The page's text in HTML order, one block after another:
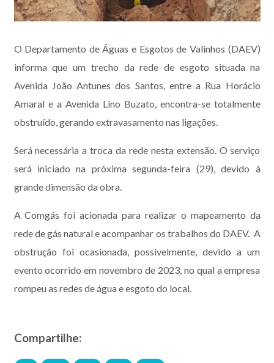
O Departamento de Águas e Esgotos de Valinhos (DAEV)
informa que um trecho da rede de esgoto situada na
Avenida João Antunes dos Santos, entre a Rua Horácio
Amaral e a Avenida Lino Buzato, encontra-se totalmente
obstruído, gerando extravasamento nas ligações.
Será necessária a troca da rede nesta extensão. O serviço
será iniciado na próxima segunda-feira (29), devido à
grande dimensão da obra.
A Comgás foi acionada para realizar o mapeamento da
rede de gás natural e acompanhar os trabalhos do DAEV. A
obstrução foi ocasionada, possivelmente, devido a um
evento ocorrido em novembro de 2023, no qual a empresa
rompeu as redes de água e esgoto do local.
Compartilhe: